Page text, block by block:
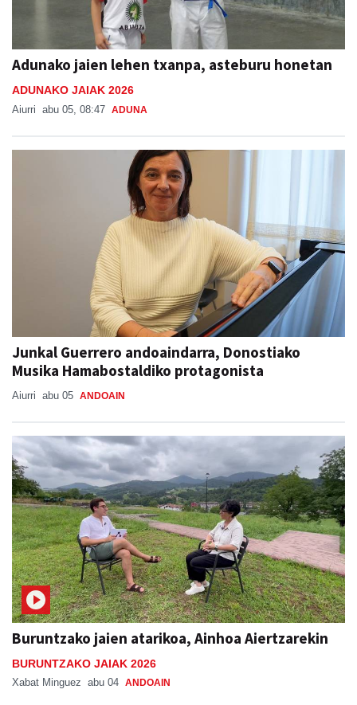
Adunako jaien lehen txanpa, asteburu honetan
ADUNAKO JAIAK 2026
Aiurri abu 05, 08:47 ADUNA
Junkal Guerrero andoaindarra, Donostiako
Musika Hamabostaldiko protagonista
Aiurri abu 05 ANDOAIN
Buruntzako jaien atarikoa, Ainhoa Aiertzarekin
BURUNTZAKO JAIAK 2026
Xabat Minguez abu 04 ANDOAIN